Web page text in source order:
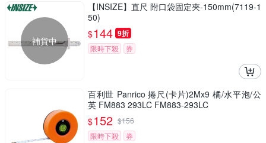
補貨中
【INSIZE】直尺 附口袋固定夾-150mm(7119-1
50)
$144 9折
限時下殺 券
百利世 Panrico 捲尺(卡片)2Mx9 橘/水平泡/公
英 FM883 293LC FM883-293LC
$152 $156
限時下殺
券